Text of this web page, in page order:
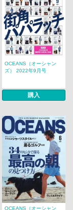
OCEANS（オーシャン
ズ） 2022年9月号
購入
OCEANS（オーシャン